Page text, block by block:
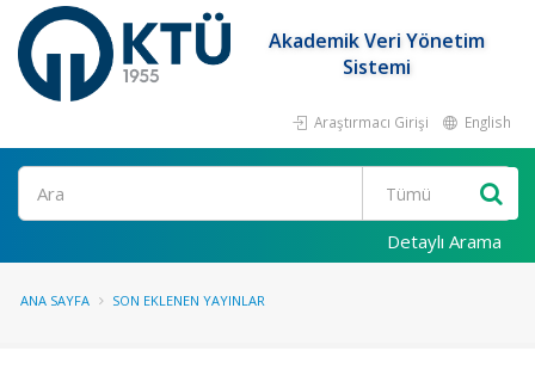
Akademik Veri Yönetim
Sistemi
Araştırmacı Girişi English
Ara
Detaylı Arama
ANA SAYFA SON EKLENEN YAYINLAR